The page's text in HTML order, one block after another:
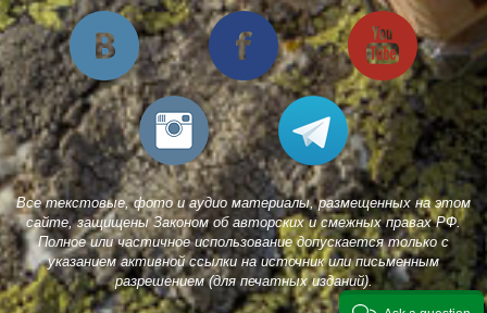
Все текстовые, фото и аудио материалы, размещенных на этом
сайте, защищены Законом об авторских и смежных правах РФ.
Полное или частичное использование допускается только с
указанием активной ссылки на источник или письменным
разрешением (для печатных изданий).